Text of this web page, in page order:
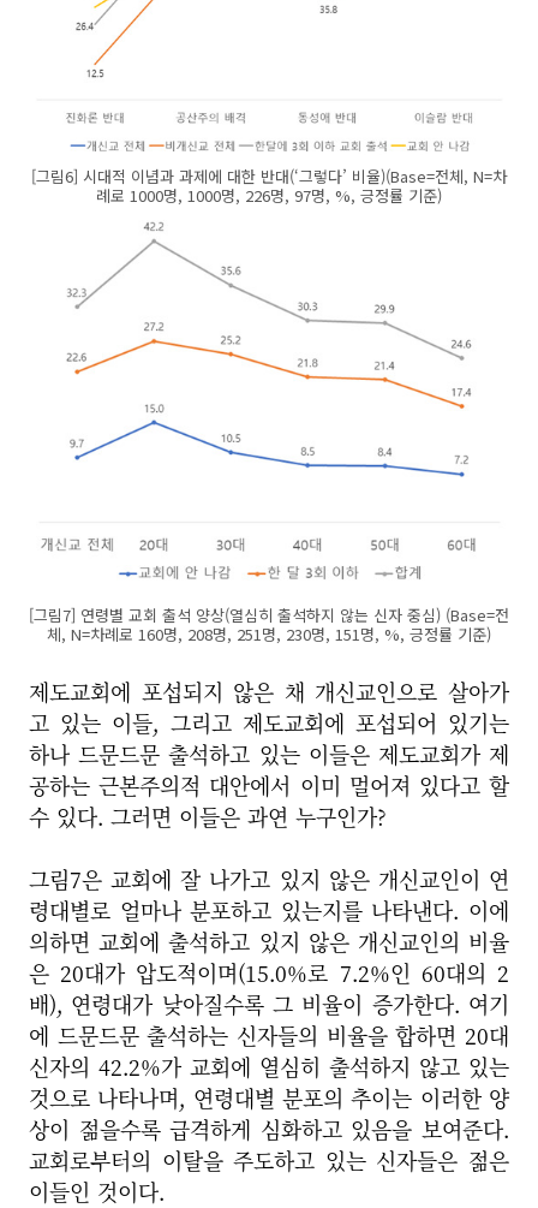
[그림6] 시대적 이념과 과제에 대한 반대(‘그렇다’ 비율)(Base=전체, N=차
례로 1000명, 1000명, 226명, 97명, %, 긍정률 기준)
[그림7] 연령별 교회 출석 양상(열심히 출석하지 않는 신자 중심) (Base=전
체, N=차례로 160명, 208명, 251명, 230명, 151명, %, 긍정률 기준)
제도교회에 포섭되지 않은 채 개신교인으로 살아가
고 있는 이들, 그리고 제도교회에 포섭되어 있기는
하나 드문드문 출석하고 있는 이들은 제도교회가 제
공하는 근본주의적 대안에서 이미 멀어져 있다고 할
수 있다. 그러면 이들은 과연 누구인가?
그림7은 교회에 잘 나가고 있지 않은 개신교인이 연
령대별로 얼마나 분포하고 있는지를 나타낸다. 이에
의하면 교회에 출석하고 있지 않은 개신교인의 비율
은 20대가 압도적이며(15.0%로 7.2%인 60대의 2
배), 연령대가 낮아질수록 그 비율이 증가한다. 여기
에 드문드문 출석하는 신자들의 비율을 합하면 20대
신자의 42.2%가 교회에 열심히 출석하지 않고 있는
것으로 나타나며, 연령대별 분포의 추이는 이러한 양
상이 젊을수록 급격하게 심화하고 있음을 보여준다.
교회로부터의 이탈을 주도하고 있는 신자들은 젊은
이들인 것이다.